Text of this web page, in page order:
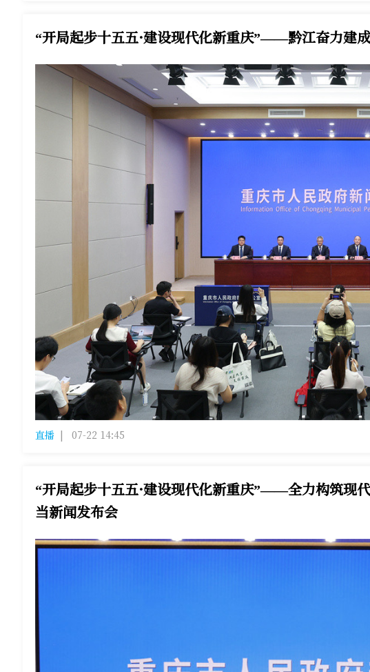
“开局起步十五五·建设现代化新重庆”——黔江奋力建
发布会现场，黔江区相关负责人介绍黔江区“十五五”规划相关情况
直播 | 07-22 14:45
“开局起步十五五·建设现代化新重庆”——全力构筑现
当新闻发布会
发布会现场，邀请渝中区相关负责同志介绍渝中区“十五五”规划相